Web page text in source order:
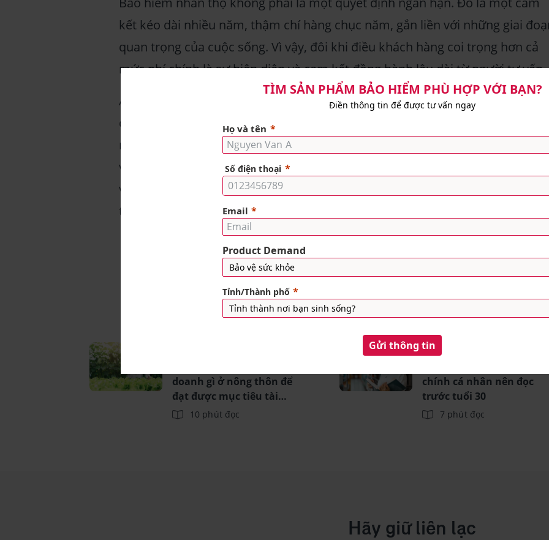
kết kéo dài nhiều năm, thậm chí hàng chục năm, gắn liền với những giai
quan trọng của cuộc sống. Vì vậy, đôi khi điều khách hàng coi trọng hơn cả
mức phí chính là sự hiện diện và cam kết đồng hành lâu dài từ người tư vấn.
AIA MDRT hội tụ đủ các yếu tố then chốt: chuẩn mực nghề nghiệp được kiểm
chứng bằng niềm tin thực tế của khách hàng, bền bỉ, kỷ luật và đạo đức nghề
nghiệp. Để đạt được danh hiệu MDRT, một chuyên viên tư vấn không chỉ cần
vững chuyên môn, mà còn phải xây dựng được mối quan hệ tin cậy dài hạn
với khách hàng và duy trì kết quả công việc ổn định dựa trên sự hài lòng và
tín nhiệm thực sự.
Bài viết liên quan
doanh gì ở nông thôn để
đạt được mục tiêu tài
chính?10 phút đọc
Bài viết
chính cá nhân nên đọc
trước tuổi 30
7 phút đọc
Hãy giữ liên lạc